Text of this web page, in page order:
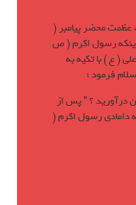
محضر پيامبر (
رسول اکرم ( ص
( ع ) با تکيه به
فرمود :
درآوريد ؟ ” پس از
رسول اکرم (